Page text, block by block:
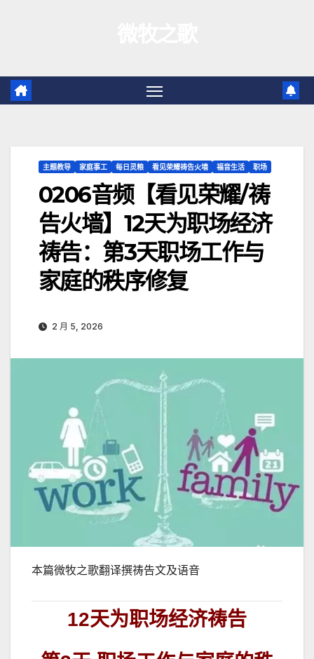
容
主题教导 家庭事工 每日灵粮 看见荣耀祷告火墙 福音生活 职场
0206音频【看见荣耀/祷
告火墙】12天为职场经济
祷告：第3天职场工作与
家庭的秩序修复
2 月 5, 2026
本篇微牧之歌翻译撰祷告文及语音
12天为职场经济祷告